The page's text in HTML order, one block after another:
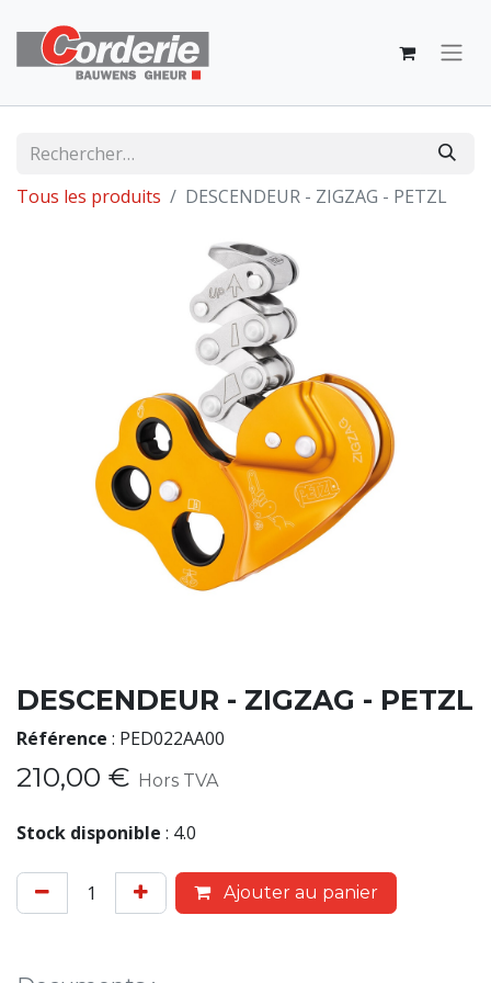
Tous les produits DESCENDEUR - ZIGZAG - PETZL
DESCENDEUR - ZIGZAG - PETZL
Référence : PED022AA00
210,00 € Hors TVA
Stock disponible : 4.0
Ajouter au panier